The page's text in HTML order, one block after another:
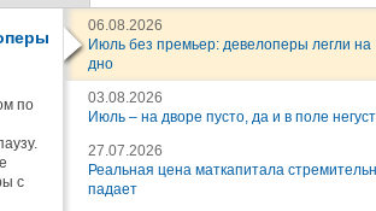
по
с
06.08.2026
Июль без премьер: девелоперы легли на
дно
03.08.2026
Июль – на дворе пусто, да и в поле
27.07.2026
Реальная цена маткапитала
падает